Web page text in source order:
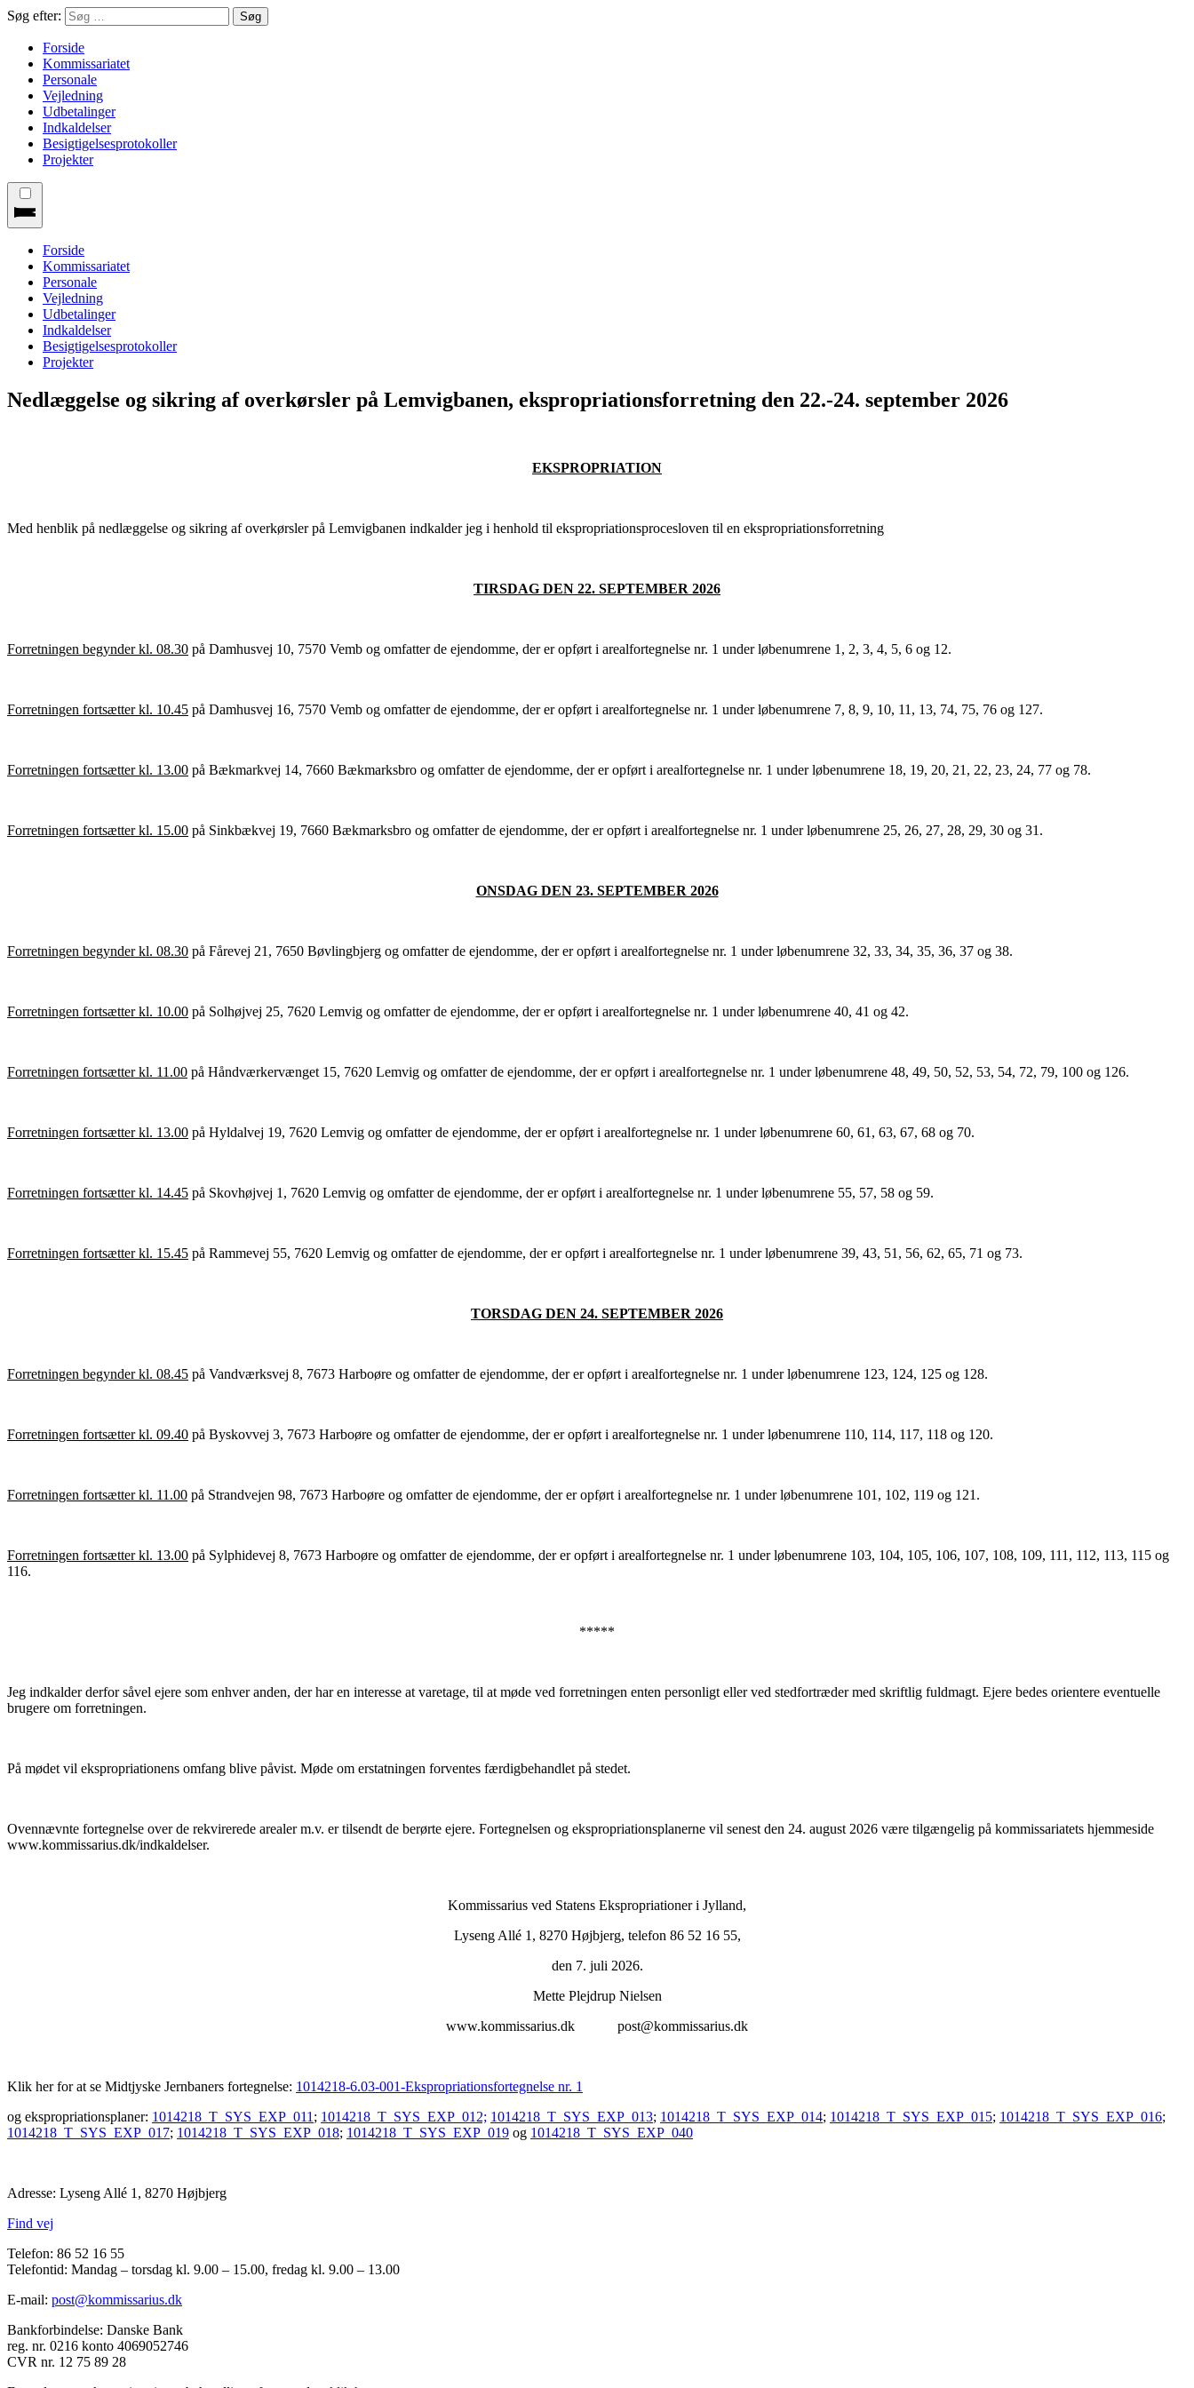
Søg efter:
Forside
Kommissariatet
Personale
Vejledning
Udbetalinger
Indkaldelser
Besigtigelsesprotokoller
Projekter
Forside
Kommissariatet
Personale
Vejledning
Udbetalinger
Indkaldelser
Besigtigelsesprotokoller
Projekter
Nedlæggelse og sikring af overkørsler på Lemvigbanen, ekspropriationsforretning den 22.-24. september 2026
EKSPROPRIATION
Med henblik på nedlæggelse og sikring af overkørsler på Lemvigbanen indkalder jeg i henhold til ekspropriationsprocesloven til en ekspropriationsforretning
TIRSDAG DEN 22. SEPTEMBER 2026
Forretningen begynder kl. 08.30 på Damhusvej 10, 7570 Vemb og omfatter de ejendomme, der er opført i arealfortegnelse nr. 1 under løbenumrene 1, 2, 3, 4, 5, 6 og 12.
Forretningen fortsætter kl. 10.45 på Damhusvej 16, 7570 Vemb og omfatter de ejendomme, der er opført i arealfortegnelse nr. 1 under løbenumrene 7, 8, 9, 10, 11, 13, 74, 75, 76 og 127.
Forretningen fortsætter kl. 13.00 på Bækmarkvej 14, 7660 Bækmarksbro og omfatter de ejendomme, der er opført i arealfortegnelse nr. 1 under løbenumrene 18, 19, 20, 21, 22, 23, 24, 77 og 78.
Forretningen fortsætter kl. 15.00 på Sinkbækvej 19, 7660 Bækmarksbro og omfatter de ejendomme, der er opført i arealfortegnelse nr. 1 under løbenumrene 25, 26, 27, 28, 29, 30 og 31.
ONSDAG DEN 23. SEPTEMBER 2026
Forretningen begynder kl. 08.30 på Fårevej 21, 7650 Bøvlingbjerg og omfatter de ejendomme, der er opført i arealfortegnelse nr. 1 under løbenumrene 32, 33, 34, 35, 36, 37 og 38.
Forretningen fortsætter kl. 10.00 på Solhøjvej 25, 7620 Lemvig og omfatter de ejendomme, der er opført i arealfortegnelse nr. 1 under løbenumrene 40, 41 og 42.
Forretningen fortsætter kl. 11.00 på Håndværkervænget 15, 7620 Lemvig og omfatter de ejendomme, der er opført i arealfortegnelse nr. 1 under løbenumrene 48, 49, 50, 52, 53, 54, 72, 79, 100 og 126.
Forretningen fortsætter kl. 13.00 på Hyldalvej 19, 7620 Lemvig og omfatter de ejendomme, der er opført i arealfortegnelse nr. 1 under løbenumrene 60, 61, 63, 67, 68 og 70.
Forretningen fortsætter kl. 14.45 på Skovhøjvej 1, 7620 Lemvig og omfatter de ejendomme, der er opført i arealfortegnelse nr. 1 under løbenumrene 55, 57, 58 og 59.
Forretningen fortsætter kl. 15.45 på Rammevej 55, 7620 Lemvig og omfatter de ejendomme, der er opført i arealfortegnelse nr. 1 under løbenumrene 39, 43, 51, 56, 62, 65, 71 og 73.
TORSDAG DEN 24. SEPTEMBER 2026
Forretningen begynder kl. 08.45 på Vandværksvej 8, 7673 Harboøre og omfatter de ejendomme, der er opført i arealfortegnelse nr. 1 under løbenumrene 123, 124, 125 og 128.
Forretningen fortsætter kl. 09.40 på Byskovvej 3, 7673 Harboøre og omfatter de ejendomme, der er opført i arealfortegnelse nr. 1 under løbenumrene 110, 114, 117, 118 og 120.
Forretningen fortsætter kl. 11.00 på Strandvejen 98, 7673 Harboøre og omfatter de ejendomme, der er opført i arealfortegnelse nr. 1 under løbenumrene 101, 102, 119 og 121.
Forretningen fortsætter kl. 13.00 på Sylphidevej 8, 7673 Harboøre og omfatter de ejendomme, der er opført i arealfortegnelse nr. 1 under løbenumrene 103, 104, 105, 106, 107, 108, 109, 111, 112, 113, 115 og
116.
*****
Jeg indkalder derfor såvel ejere som enhver anden, der har en interesse at varetage, til at møde ved forretningen enten personligt eller ved stedfortræder med skriftlig fuldmagt. Ejere bedes orientere eventuelle
brugere om forretningen.
På mødet vil ekspropriationens omfang blive påvist. Møde om erstatningen forventes færdigbehandlet på stedet.
Ovennævnte fortegnelse over de rekvirerede arealer m.v. er tilsendt de berørte ejere. Fortegnelsen og ekspropriationsplanerne vil senest den 24. august 2026 være tilgængelig på kommissariatets hjemmeside
www.kommissarius.dk/indkaldelser.
Kommissarius ved Statens Ekspropriationer i Jylland,
Lyseng Allé 1, 8270 Højbjerg, telefon 86 52 16 55,
den 7. juli 2026.
Mette Plejdrup Nielsen
www.kommissarius.dk post@kommissarius.dk
Klik her for at se Midtjyske Jernbaners fortegnelse: 1014218-6.03-001-Ekspropriationsfortegnelse nr. 1
og ekspropriationsplaner: 1014218_T_SYS_EXP_011 ; 1014218_T_SYS_EXP_012; 1014218_T_SYS_EXP_013; 1014218_T_SYS_EXP_014; 1014218_T_SYS_EXP_015; 1014218_T_SYS_EXP_016;
1014218_T_SYS_EXP_017; 1014218_T_SYS_EXP_018; 1014218_T_SYS_EXP_019 og 1014218_T_SYS_EXP_040
Adresse: Lyseng Allé 1, 8270 Højbjerg
Find vej
Telefon: 86 52 16 55
Telefontid: Mandag – torsdag kl. 9.00 – 15.00, fredag kl. 9.00 – 13.00
E-mail: post@kommissarius.dk
Bankforbindelse: Danske Bank
reg. nr. 0216 konto 4069052746
CVR nr. 12 75 89 28